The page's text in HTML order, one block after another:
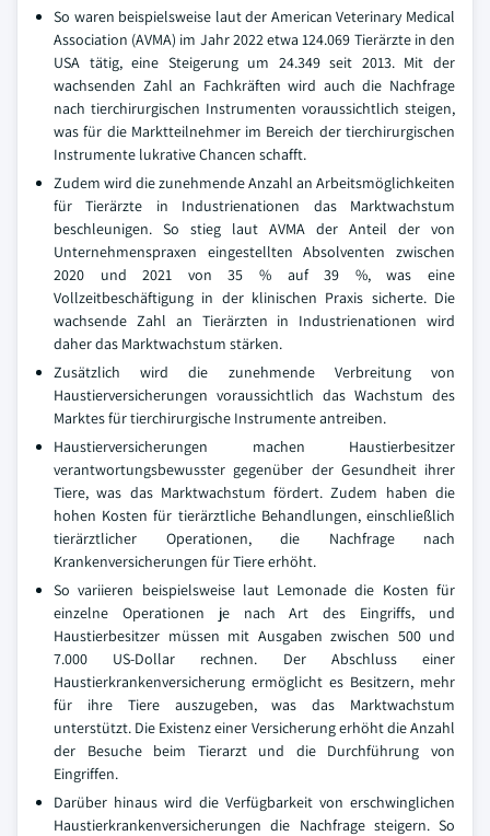
So waren beispielsweise laut der American Veterinary Medical
Association (AVMA) im Jahr 2022 etwa 124.069 Tierärzte in den
USA tätig, eine Steigerung um 24.349 seit 2013. Mit der
wachsenden Zahl an Fachkräften wird auch die Nachfrage
nach tierchirurgischen Instrumenten voraussichtlich steigen,
was für die Marktteilnehmer im Bereich der tierchirurgischen
Instrumente lukrative Chancen schafft.
Zudem wird die zunehmende Anzahl an Arbeitsmöglichkeiten
für Tierärzte in Industrienationen das Marktwachstum
beschleunigen. So stieg laut AVMA der Anteil der von
Unternehmenspraxen eingestellten Absolventen zwischen
2020 und 2021 von 35 % auf 39 %, was eine
Vollzeitbeschäftigung in der klinischen Praxis sicherte. Die
wachsende Zahl an Tierärzten in Industrienationen wird
daher das Marktwachstum stärken.
Zusätzlich wird die zunehmende Verbreitung von
Haustierversicherungen voraussichtlich das Wachstum des
Marktes für tierchirurgische Instrumente antreiben.
Haustierversicherungen machen Haustierbesitzer
verantwortungsbewusster gegenüber der Gesundheit ihrer
Tiere, was das Marktwachstum fördert. Zudem haben die
hohen Kosten für tierärztliche Behandlungen, einschließlich
tierärztlicher Operationen, die Nachfrage nach
Krankenversicherungen für Tiere erhöht.
So variieren beispielsweise laut Lemonade die Kosten für
einzelne Operationen je nach Art des Eingriffs, und
Haustierbesitzer müssen mit Ausgaben zwischen 500 und
7.000 US-Dollar rechnen. Der Abschluss einer
Haustierkrankenversicherung ermöglicht es Besitzern, mehr
für ihre Tiere auszugeben, was das Marktwachstum
unterstützt. Die Existenz einer Versicherung erhöht die Anzahl
der Besuche beim Tierarzt und die Durchführung von
Eingriffen.
Darüber hinaus wird die Verfügbarkeit von erschwinglichen
Haustierkrankenversicherungen die Nachfrage steigern. So